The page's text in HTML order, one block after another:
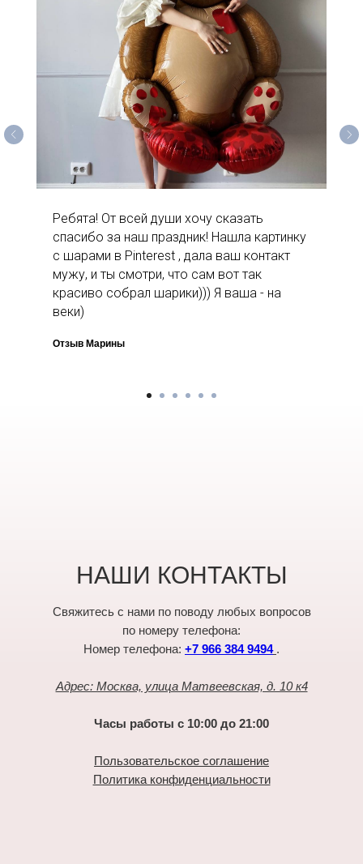
Ребята! От всей души хочу сказать
спасибо за наш праздник! Нашла картинку
с шарами в Pinterest , дала ваш контакт
мужу, и ты смотри, что сам вот так
красиво собрал шарики))) Я ваша - на
веки)
Отзыв Марины
НАШИ КОНТАКТЫ
Свяжитесь с нами по поводу любых вопросов
по номеру телефона:
Номер телефона: +7 966 384 9494 .
Адрес: Москва, улица Матвеевская, д. 10 к4
Часы работы с 10:00 до 21:00
Пользовательское соглашение
Политика конфиденциальности